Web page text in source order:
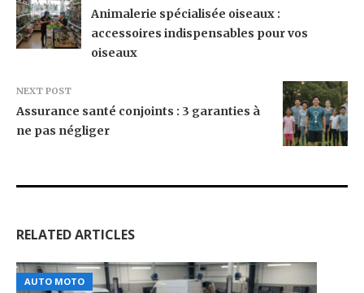
Animalerie spécialisée oiseaux :
accessoires indispensables pour vos
oiseaux
NEXT POST
Assurance santé conjoints : 3 garanties à
ne pas négliger
RELATED ARTICLES
AUTO MOTO